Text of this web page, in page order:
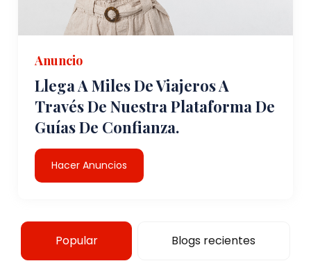
Anuncio
Llega A Miles De Viajeros A
Través De Nuestra Plataforma De
Guías De Confianza.
Hacer Anuncios
Popular Blogs recientes